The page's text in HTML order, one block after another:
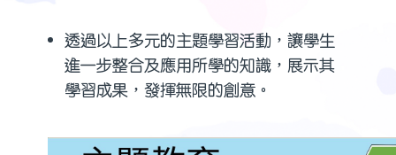
透過以上多元的主題學習活動，讓學生
進一步整合及應用所學的知識，展示其
學習成果，發揮無限的創意。